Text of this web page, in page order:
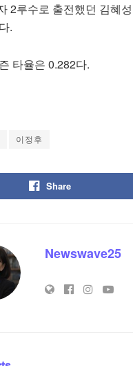
2루수로 출전했던 김혜
.
타율은 0.282다.
이정후
Share
Newswave25